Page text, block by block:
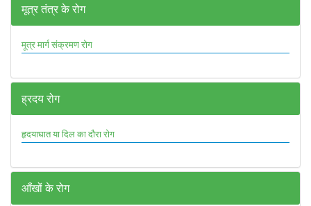
मूत्र तंत्र के रोग
मूत्र मार्ग संक्रमण रोग
ह्रदय रोग
हृदयाघात या दिल का दौरा रोग
आँखों के रोग